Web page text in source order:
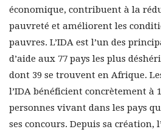
économique, contribuent à la
pauvreté et améliorent les
pauvres. L’IDA est l’un des
d’aide aux 77 pays les plus
dont 39 se trouvent en Afrique.
l’IDA bénéficient concrètement à
personnes vivant dans les pays
ses concours. Depuis sa création,